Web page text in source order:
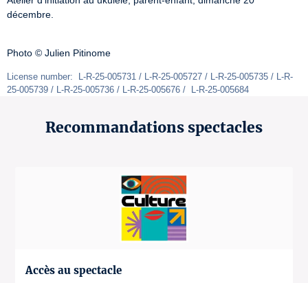
décembre.
Photo © Julien Pitinome
License number:  L-R-25-005731 / L-R-25-005727 / L-R-25-005735 / L-R-
25-005739 / L-R-25-005736 / L-R-25-005676 /  L-R-25-005684
Recommandations spectacles
Accès au spectacle